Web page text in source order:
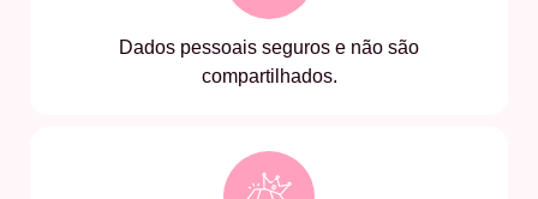
Dados pessoais seguros e não são
compartilhados.